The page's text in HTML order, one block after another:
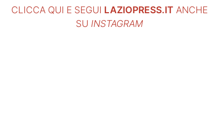
CLICCA QUI E SEGUI LAZIOPRESS.IT ANCHE
SU INSTAGRAM